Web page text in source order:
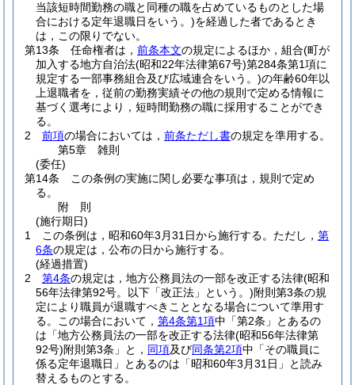
当該短時間勤務の職と同種の職を占めているものとした場
合における定年退職日をいう。)を経過した者であるとき
は，この限りでない。
第13条
任命権者は， 前条本文の規定によるほか，組合(町が
加入する地方自治法(昭和22年法律第67号)第284条第1項に
規定する一部事務組合及び広域連合をいう。)の年齢60年以
上退職者を，従前の勤務実績その他の規則で定める情報に
基づく選考により，短時間勤務の職に採用することができ
る。
2
前項の場合においては， 前条ただし書の規定を準用する。
第5章
雑則
(委任)
第14条
この条例の実施に関し必要な事項は，規則で定め
る。
附 則
(施行期日)
1
この条例は，昭和60年3月31日から施行する。 ただし， 第
6条の規定は，公布の日から施行する。
(経過措置)
2
第4条の規定は，地方公務員法の一部を改正する法律(昭和
56年法律第92号。以下「改正法」という。)附則第3条の規
定により職員が退職すべきこととなる場合について準用す
る。
この場合において， 第4条第1項中「第2条」とあるの
は「地方公務員法の一部を改正する法律(昭和56年法律第
92号)附則第3条」と， 同項及び同条第2項中「その職員に
係る定年退職日」とあるのは「昭和60年3月31日」と読み
替えるものとする。